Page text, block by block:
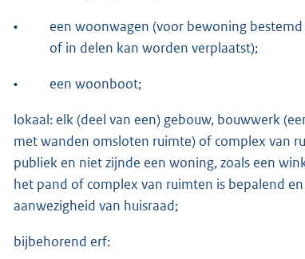
•
een woonwagen (voor bewoning
of in delen kan worden verplaatst);
• een woonboot;
lokaal: elk (deel van een) gebouw, bouwwerk
met wanden omsloten ruimte) of complex van
publiek en niet zijnde een woning, zoals een
het pand of complex van ruimten is bepalend
aanwezigheid van huisraad;
bijbehorend erf: